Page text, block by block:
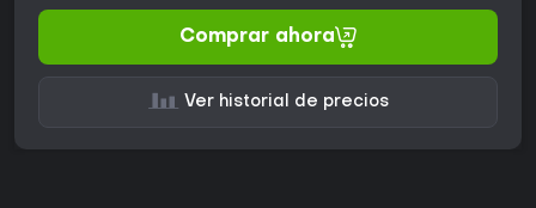
Comprar ahora
Ver historial de precios